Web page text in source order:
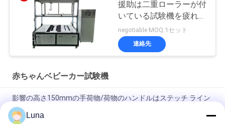
援助は二重ローラーが付
いている試験機を疲れさ
せる
negotiable MOQ:1セット
連絡先
赤ちゃんベビーカー試験機
影響の高さ150mmの手荷物/荷物のハンドルはステッチ ライン
振動のテスターを縫います
Luna